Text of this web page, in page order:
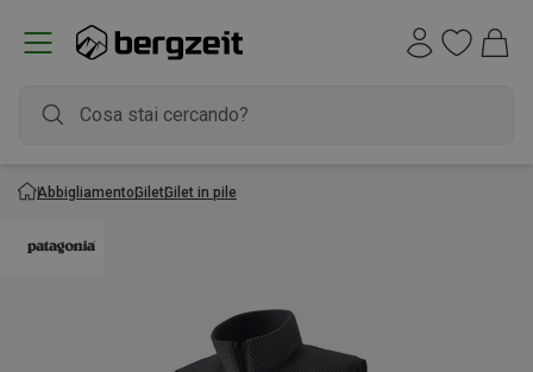
AbbigliamentoGiletGilet in pile